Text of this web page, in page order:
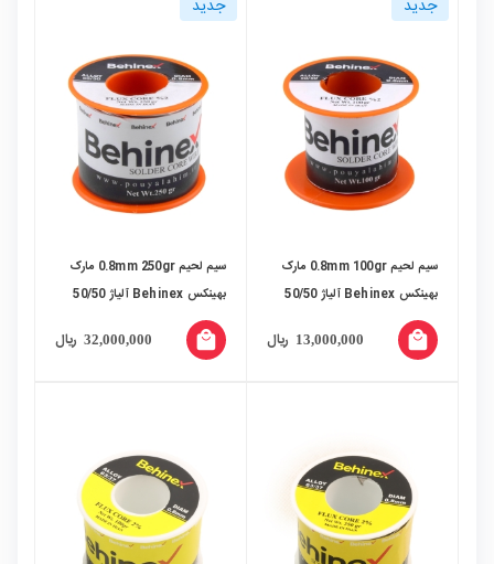
جدید
سیم لحیم 0.8mm 100gr مارک
بهینکس Behinex آلیاژ 50/50
13,000,000 ریال local_mall
جدید
سیم لحیم 0.8mm 250gr مارک
بهینکس Behinex آلیاژ 50/50
32,000,000 ریال local_mall